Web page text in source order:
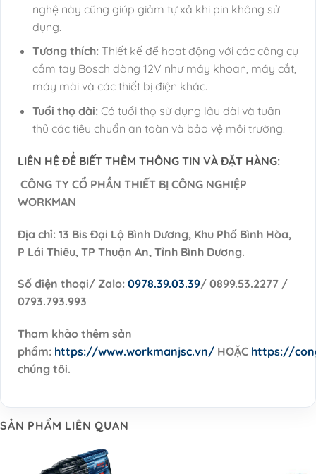
nghệ này cũng giúp giảm tự xả khi pin không sử
dụng.
Tương thích:Thiết kế để hoạt động với các công cụ
cầm tay Bosch dòng 12V như máy khoan, máy cắt,
máy mài và các thiết bị điện khác.
Tuổi thọ dài:Có tuổi thọ sử dụng lâu dài và tuân
thủ các tiêu chuẩn an toàn và bảo vệ môi trường.
LIÊN HỆ ĐỂ BIẾT THÊM THÔNG TIN VÀ ĐẶT HÀNG:
CÔNG TY CỔ PHẦN THIẾT BỊ CÔNG NGHIỆP
WORKMAN
Địa chỉ: 13 Bis Đại Lộ Bình Dương, Khu Phố Bình Hòa,
P Lái Thiêu, TP Thuận An, Tỉnh Bình Dương.
Số điện thoại/ Zalo: 0978.39.03.39/ 0899.53.2277 /
0793.793.993
Tham khảo thêm sản
phẩm: https://www.workmanjsc.vn/ HOẶC https://
chúng tôi.
SẢN PHẨM LIÊN QUAN